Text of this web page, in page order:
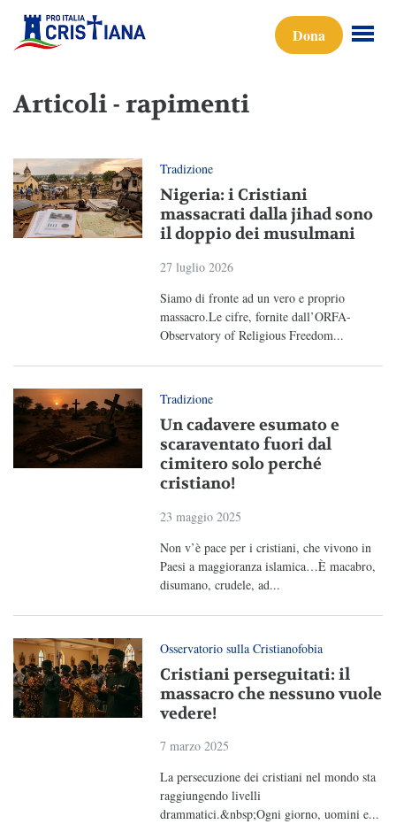
Dona
Articoli - rapimenti
Tradizione
Nigeria: i Cristiani
massacrati dalla jihad sono
il doppio dei musulmani
27 luglio 2026
Siamo di fronte ad un vero e proprio
massacro.Le cifre, fornite dall’ORFA-
Observatory of Religious Freedom...
Tradizione
Un cadavere esumato e
scaraventato fuori dal
cimitero solo perché
cristiano!
23 maggio 2025
Non v’è pace per i cristiani, che vivono in
Paesi a maggioranza islamica…È macabro,
disumano, crudele, ad...
Osservatorio sulla Cristianofobia
Cristiani perseguitati: il
massacro che nessuno vuole
vedere!
7 marzo 2025
La persecuzione dei cristiani nel mondo sta
raggiungendo livelli
drammatici.&nbsp;Ogni giorno, uomini e...